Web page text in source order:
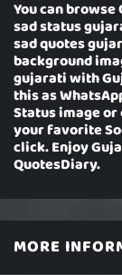
You can
sad status
sad quotes
background
gujarati with
this as
Status image or
your favorite
click. Enjoy
QuotesDiary.
MORE